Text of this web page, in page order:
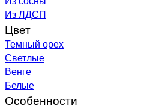
Из ЛДСП
Цвет
Темный орех
Светлые
Венге
Белые
Особенности